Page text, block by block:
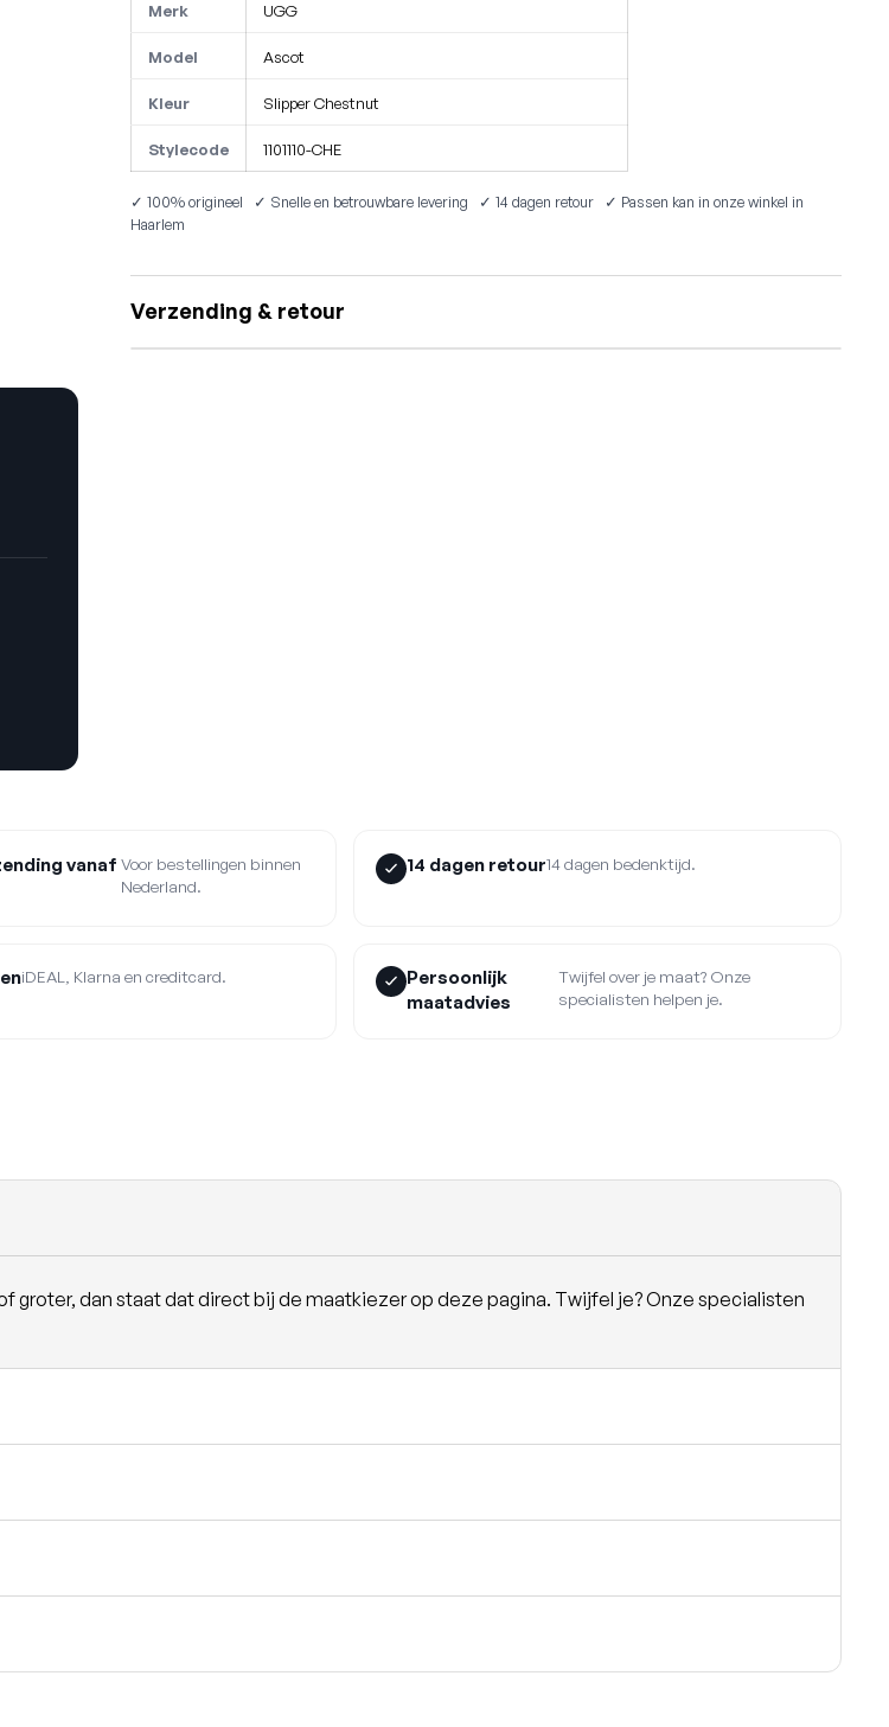
Merk UGG
Model Ascot
Kleur Slipper Chestnut
Stylecode 1101110-CHE
✓ 100% origineel ✓ Snelle en betrouwbare levering ✓ 14 dagen retour ✓ Passen kan in onze winkel in
Haarlem
Verzending & retour
vanaf Voor bestellingen binnen
Nederland.
14 dagen retour14 dagen bedenktijd.
iDEAL, Klarna en creditcard.
Persoonlijk
maatadvies
Twijfel over je maat? Onze
specialisten helpen je.
groter, dan staat dat direct bij de maatkiezer op deze pagina. Twijfel je? Onze specialisten